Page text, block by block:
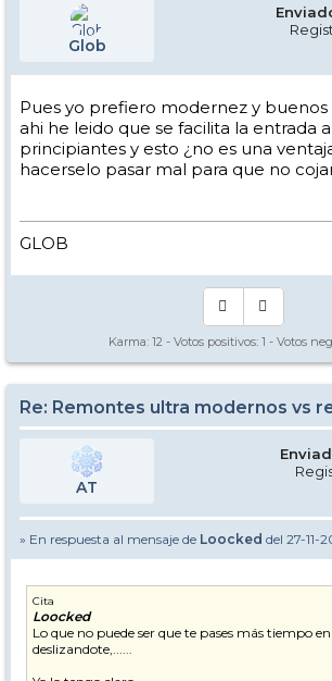
Glob
Pues yo prefiero modernez y
ahi he leido que se facilita la entrada
principiantes y esto ¿no es una
hacerselo pasar mal para que no
GLOB
Karma: 12 - Votos positivos: 1 - Votos
Re: Remontes ultra modernos vs
AT
» En respuesta al mensaje de Loocked del 27-11-
Cita
Loocked
Lo que no puede ser que te pases más tiempo
deslizandote,......